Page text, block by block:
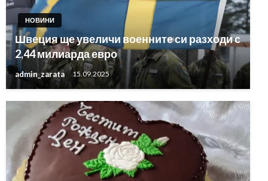
НОВИНИ
Швеция ще увеличи военните си разходи с
2,44 милиарда евро
admin_zarata 15.09.2025